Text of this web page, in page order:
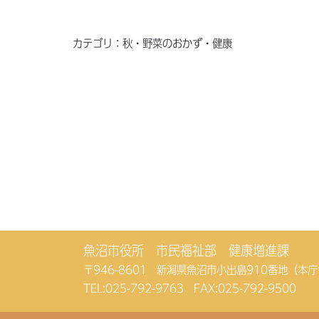
カテゴリ：秋・野菜のおかず・健康
魚沼市役所 市民福祉部 健康増進課
〒946-8601 新潟県魚沼市小出島910番地（本庁
TEL:025-792-9763 FAX:025-792-9500